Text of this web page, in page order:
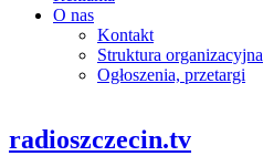
O nas
Kontakt
Struktura organizacyjna
Ogłoszenia, przetargi
radioszczecin.tv